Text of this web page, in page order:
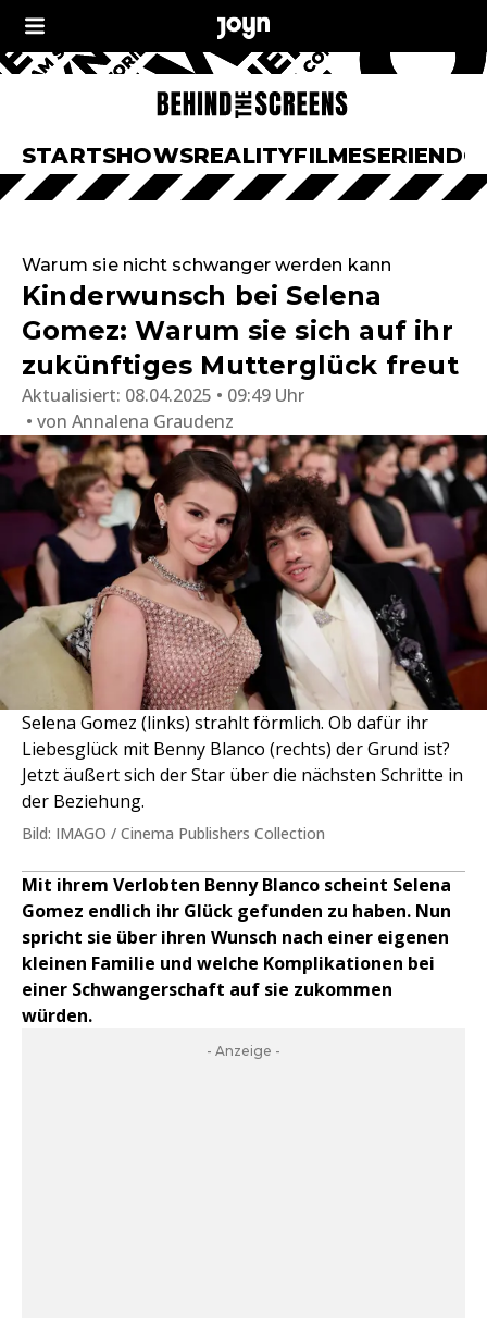
STARTSHOWSREALITYFILMESERIEN
Warum sie nicht schwanger werden kann
Kinderwunsch bei Selena
Gomez: Warum sie sich auf ihr
zukünftiges Mutterglück freut
Aktualisiert: 08.04.2025 • 09:49 Uhr
von Annalena Graudenz
Selena Gomez (links) strahlt förmlich. Ob dafür ihr
Liebesglück mit Benny Blanco (rechts) der Grund ist?
Jetzt äußert sich der Star über die nächsten Schritte in
der Beziehung.
Bild: IMAGO / Cinema Publishers Collection
Mit ihrem Verlobten Benny Blanco scheint Selena
Gomez endlich ihr Glück gefunden zu haben. Nun
spricht sie über ihren Wunsch nach einer eigenen
kleinen Familie und welche Komplikationen bei
einer Schwangerschaft auf sie zukommen
würden.
- Anzeige -